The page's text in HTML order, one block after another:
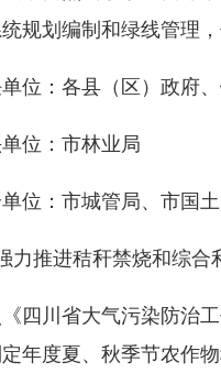
规划编制和绿线管理
：各县（区）政府、
：市林业局
：市城管局、市国土
推进秸秆禁烧和综合
川省大气污染防治工
年度夏、秋季节农作